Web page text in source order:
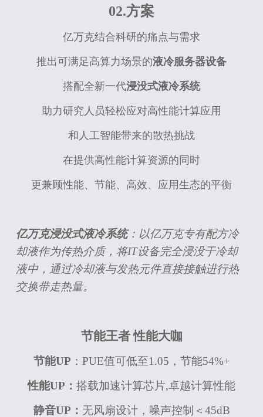
02.方案
亿万克结合科研的痛点与需求
推出可满足高算力场景的液冷服务器设备
搭配全新一代浸没式液冷系统
助力研究人员轻松应对高性能计算应用
和人工智能带来的散热挑战
在提供高性能计算资源的同时
更兼顾性能、节能、高效、应用生态的平衡
亿万克浸没式液冷系统：以亿万克专有配方冷
却液作为传热介质，将IT设备完全浸没于冷却
液中，通过冷却液与发热元件直接接触进行热
交换带走热量。
节能王者 性能大咖
节能UP ：PUE值可低至1.05，节能54%+
性能UP： 搭载加速计算芯片,卓越计算性能
静音UP： 无风扇设计，噪声控制＜45dB